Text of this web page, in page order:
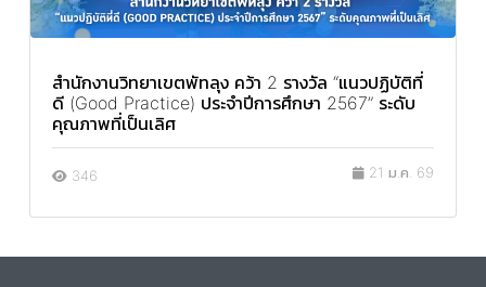
สำนักงานวิทยาเขตพัทลุง คว้า 2 รางวัล “แนวปฏิบัติที่
ดี (Good Practice) ประจำปีการศึกษา 2567” ระดับ
คุณภาพที่เป็นเลิศ
346 21 ม.ค. 69